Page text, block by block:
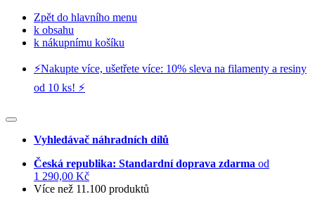
Zpět do hlavního menu
k obsahu
k nákupnímu košíku
⚡️Nakupte více, ušetřete více: 10% sleva na filamenty a resiny
od 10 ks! ⚡️
Vyhledávač náhradních dílů
Česká republika: Standardní doprava zdarma od
1 290,00 Kč
Více než 11.100 produktů